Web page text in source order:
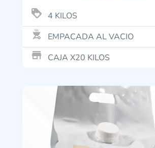
loyalty 4 KILOS
outdoor_grill EMPACADA AL VACIO
store_mall_directory CAJA X20 KILOS